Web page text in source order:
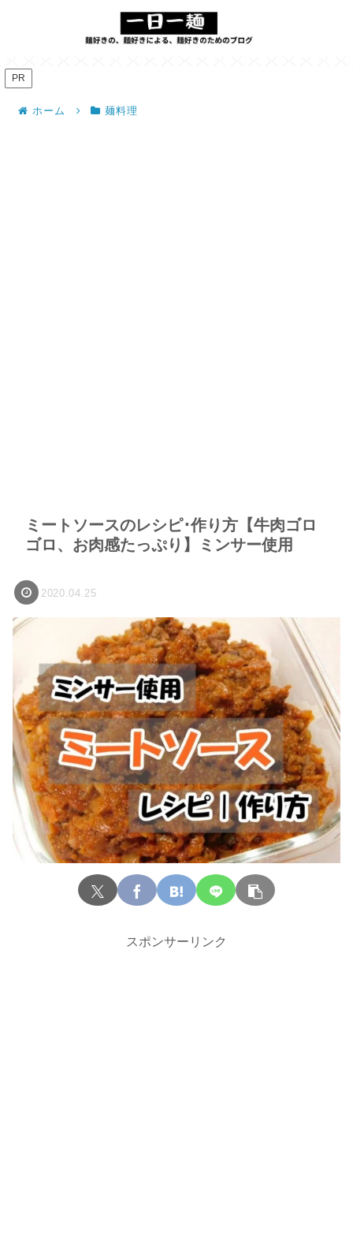
PR
ホーム 麺料理
ミートソースのレシピ･作り方【牛肉ゴロ
ゴロ、お肉感たっぷり】ミンサー使用
2020.04.25
スポンサーリンク